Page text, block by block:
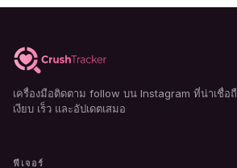
เครื่องมือติดตาม follow บน Instagram ที่น่าเชื่อ
เงียบ เร็ว และอัปเดตเสมอ
ฟีเจอร์